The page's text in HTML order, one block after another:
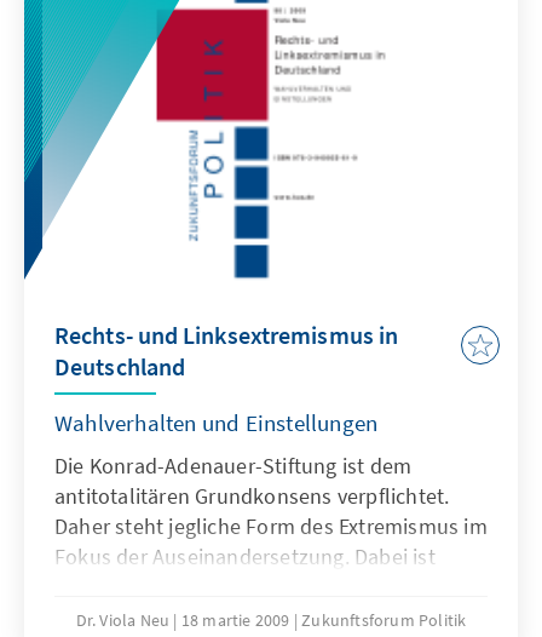
haben die Autoren randständige Themen, die
erst mittelfristig an Bedeutung gewinnen
werden, bewusst einbezogen. In absehbarer
Zeit – bis zum Jahr 2020 – werden sie im
Zentrum der außenpolitischen Debatte in
Deutschland stehen.
Rechts- und Linksextremismus in
Deutschland
Wahlverhalten und Einstellungen
Die Konrad-Adenauer-Stiftung ist dem
antitotalitären Grundkonsens verpflichtet.
Daher steht jegliche Form des Extremismus im
Fokus der Auseinandersetzung. Dabei ist
in der Forschung eine gewisse Schieflage
Dr. Viola Neu 18 martie 2009 Zukunftsforum Politik